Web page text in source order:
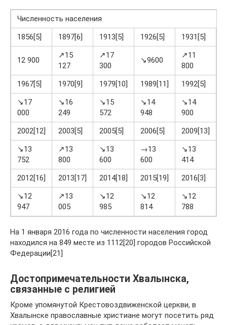
Численность населения
1856[5]
1897[6] 1913[5] 1926[5] 1931[5]
12 900
↗15
127
↗17
300
↘9600
↗11
800
1967[5]
1970[9] 1979[10] 1989[11] 1992[5]
↘17
000
↘16
249
↘15
572
↘14
948
↘14
900
2002[12]
2003[5] 2005[5] 2006[5] 2009[13]
↘13
752
↗13
800
↘13
600
→13
600
↘13
414
2012[16]
2013[17] 2014[18] 2015[19]
2016[3]
↘12
947
↗13
005
↘12
985
↘12
814
↘12
788
На 1 января 2016 года по численности населения город
находился на 849 месте из 1112[20] городов Российской
Федерации[21]
Достопримечательности Хвалынска,
связанные с религией
Кроме упомянутой Крестовоздвиженской церкви, в
Хвалынске православные христиане могут посетить ряд